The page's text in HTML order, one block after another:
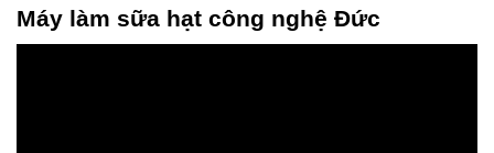
Máy làm sữa hạt công nghệ Đức